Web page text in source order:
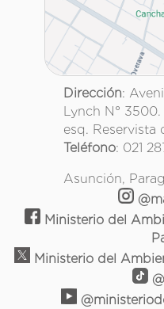
Dirección:
Lynch N° 3500.
esq. Reservista
Teléfono: 021
Asunción,
Ministerio del
Ministerio del